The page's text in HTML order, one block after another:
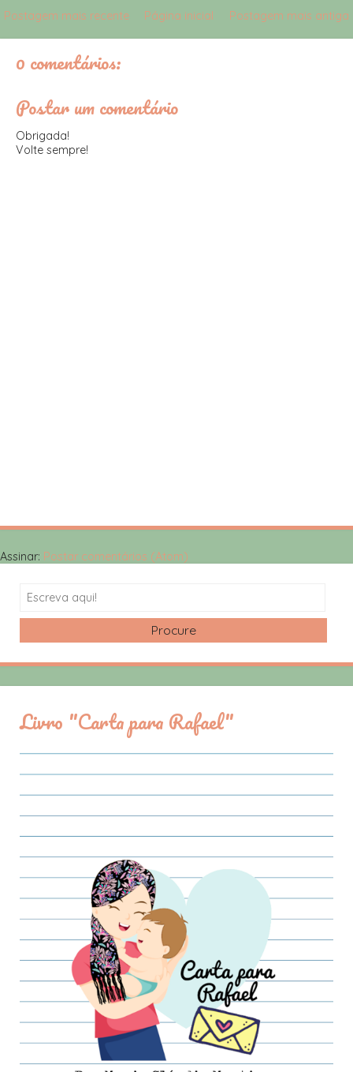
Postagem mais recente Postagem mais antiga
Página inicial
0 comentários:
Postar um comentário
Obrigada!
Volte sempre!
Assinar: Postar comentários (Atom)
Search
Livro "Carta para Rafael"